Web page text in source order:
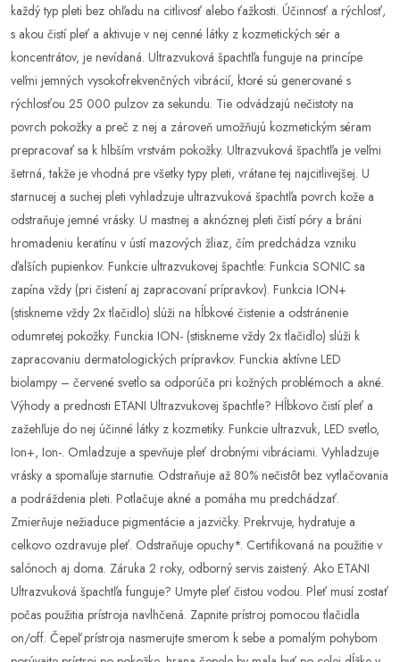
každý typ pleti bez ohľadu na citlivosť alebo ťažkosti. Účinnosť a rýchlosť,
s akou čistí pleť a aktivuje v nej cenné látky z kozmetických sér a
koncentrátov, je nevídaná. Ultrazvuková špachtľa funguje na princípe
veľmi jemných vysokofrekvenčných vibrácií, ktoré sú generované s
rýchlosťou 25 000 pulzov za sekundu. Tie odvádzajú nečistoty na
povrch pokožky a preč z nej a zároveň umožňujú kozmetickým séram
prepracovať sa k hlbším vrstvám pokožky. Ultrazvuková špachtľa je veľmi
šetrná, takže je vhodná pre všetky typy pleti, vrátane tej najcitlivejšej. U
starnucej a suchej pleti vyhladzuje ultrazvuková špachtľa povrch kože a
odstraňuje jemné vrásky. U mastnej a aknóznej pleti čistí póry a bráni
hromadeniu keratínu v ústí mazových žliaz, čím predchádza vzniku
ďalších pupienkov. Funkcie ultrazvukovej špachtle: Funkcia SONIC sa
zapína vždy (pri čistení aj zapracovaní prípravkov). Funkcia ION+
(stiskneme vždy 2x tlačidlo) slúži na hĺbkové čistenie a odstránenie
odumretej pokožky. Funckia ION- (stiskneme vždy 2x tlačidlo) slúži k
zapracovaniu dermatologických prípravkov. Funckia aktívne LED
biolampy – červené svetlo sa odporúča pri kožných problémoch a akné.
Výhody a prednosti ETANI Ultrazvukovej špachtle? Hĺbkovo čistí pleť a
zažehľuje do nej účinné látky z kozmetiky. Funkcie ultrazvuk, LED svetlo,
Ion+, Ion-. Omladzuje a spevňuje pleť drobnými vibráciami. Vyhladzuje
vrásky a spomaľuje starnutie. Odstraňuje až 80% nečistôt bez vytlačovania
a podráždenia pleti. Potlačuje akné a pomáha mu predchádzať.
Zmierňuje nežiaduce pigmentácie a jazvičky. Prekrvuje, hydratuje a
celkovo ozdravuje pleť. Odstraňuje opuchy*. Certifikovaná na použitie v
salónoch aj doma. Záruka 2 roky, odborný servis zaistený. Ako ETANI
Ultrazvuková špachtľa funguje? Umyte pleť čistou vodou. Pleť musí zostať
počas použitia prístroja navlhčená. Zapnite prístroj pomocou tlačidla
on/off. Čepeľ prístroja nasmerujte smerom k sebe a pomalým pohybom